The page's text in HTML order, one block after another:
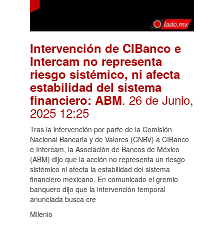
Intervención de CIBanco e
Intercam no representa
riesgo sistémico, ni afecta
estabilidad del sistema
financiero: ABM. 26 de Junio,
2025 12:25
Tras la intervención por parte de la Comisión
Nacional Bancaria y de Valores (CNBV) a CIBanco
e Intercam, la Asociación de Bancos de México
(ABM) dijo que la acción no representa un riesgo
sistémico ni afecta la estabilidad del sistema
financiero mexicano. En comunicado el gremio
banquero dijo que la intervención temporal
anunciada busca cre
Milenio